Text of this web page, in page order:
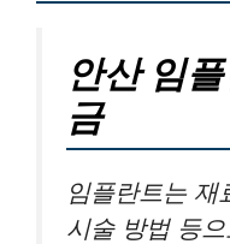
안산 임
금
임플란트는 재
시술 방법 등